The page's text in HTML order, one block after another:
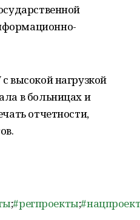
высокой нагрузкой
в больницах и
отчетности,
;#регпроекты;